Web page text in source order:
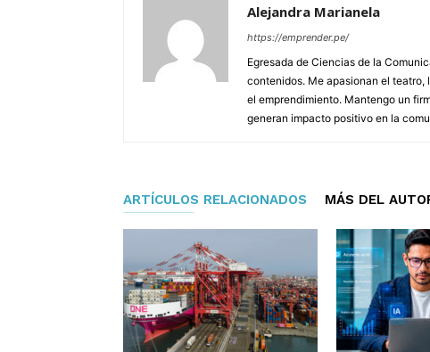
Alejandra Marianela
https://emprender.pe/
Egresada de Ciencias de la
contenidos. Me apasionan el
el emprendimiento. Mantengo un
generan impacto positivo en la
ARTÍCULOS RELACIONADOS MÁS DEL